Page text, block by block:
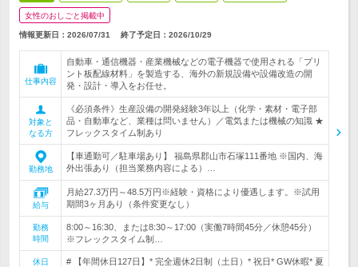
女性のおしごと掲載中
情報更新日：2026/07/31 終了予定日： 2026/10/29
仕事内容
自動車・通信機器・産業機械などの電子機器で使用される「プリ
ント板配線材料」を製造する、海外の新規設備や設備改造の開
発・設計・導入をお任せ。
対象と
なる方
《必須条件》生産設備の開発経験3年以上（化学・素材・電子部
品・自動車など、業種は問いません）／電気または機械の知識 ★
フレックスタイム制あり
勤務地
【車通勤可／駐車場あり】 福島県郡山市石塚111番地 ※国内、海
外出張あり（担当業務内容による）…
給与
月給27.3万円～48.5万円※経験・資格により優遇します。※試用
期間3ヶ月あり（条件変更なし）
勤務
時間
8:00～16:30、または8:30～17:00（実働7時間45分／休憩45分）
※フレックスタイム制…
休日
# 【年間休日127日】* 完全週休2日制（土日）* 祝日* GW休暇* 夏